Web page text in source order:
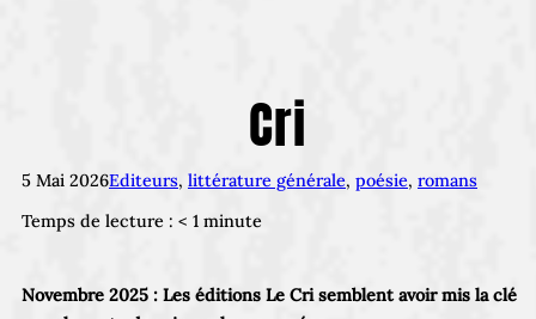
Cri
5 Mai 2026Editeurs, littérature générale, poésie, romans
Temps de lecture : < 1 minute
Novembre 2025 : Les éditions Le Cri semblent avoir mis la clé